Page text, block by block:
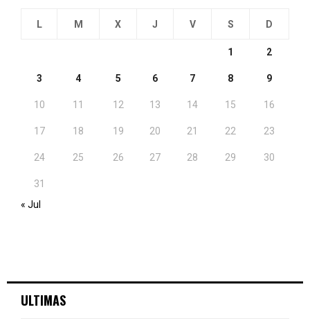
L M X J V S D
1 2
3 4 5 6 7 8 9
10 11 12 13 14 15 16
17 18 19 20 21 22 23
24 25 26 27 28 29 30
31
« Jul
ULTIMAS